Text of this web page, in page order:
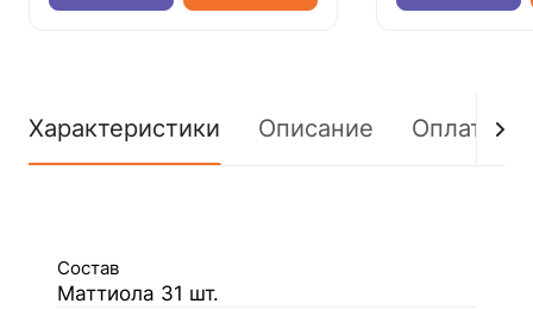
Характеристики Описание Оплата
Состав
Маттиола 31 шт.